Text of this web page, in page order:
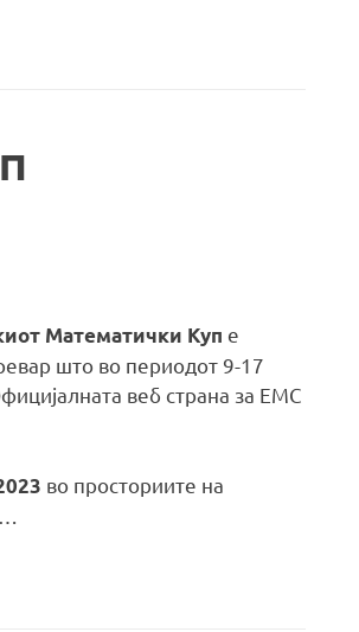
Математички Куп е
што во периодот 9-17
веб страна за EMC
во просториите на